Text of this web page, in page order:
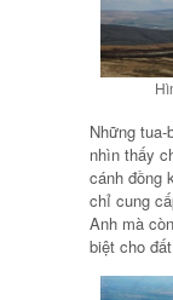
Những
nhìn thấy
cánh đồng
chỉ cung
Anh mà
biệt cho